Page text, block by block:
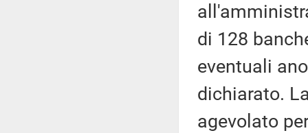
di 128
eventuali
dichiarato.
agevolato